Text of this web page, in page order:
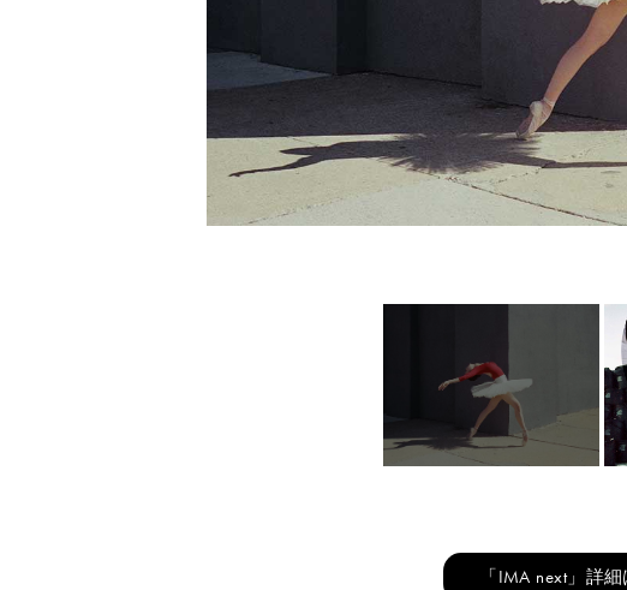
「IMA next」詳